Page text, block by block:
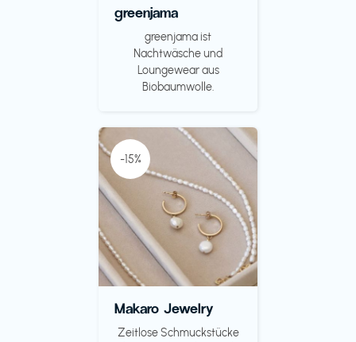
greenjama
greenjama ist
Nachtwäsche und
Loungewear aus
Biobaumwolle.
-15%
Makaro Jewelry
Zeitlose Schmuckstücke